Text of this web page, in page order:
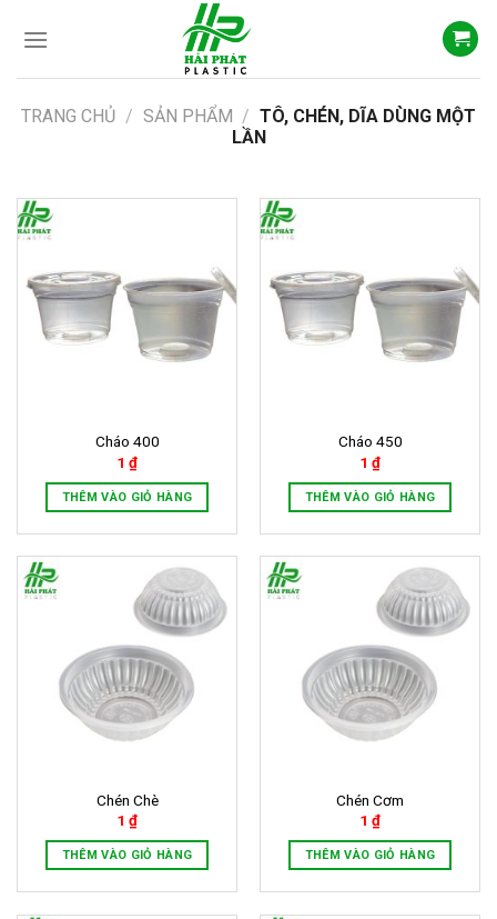
TRANG CHỦ / SẢN PHẨM / TÔ, CHÉN, DĨA DÙNG MỘT
LẦN
Cháo 400
1 ₫
THÊM VÀO GIỎ HÀNG
Cháo 450
1 ₫
THÊM VÀO GIỎ HÀNG
Chén Chè
1 ₫
THÊM VÀO GIỎ HÀNG
Chén Cơm
1 ₫
THÊM VÀO GIỎ HÀNG